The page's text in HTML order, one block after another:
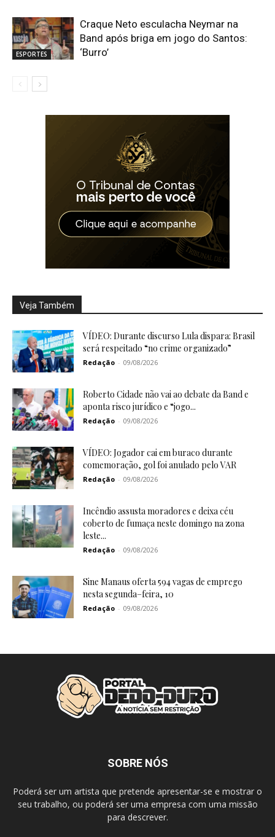
ESPORTES
Craque Neto esculacha Neymar na
Band após briga em jogo do Santos:
‘Burro’
Veja Também
VÍDEO: Durante discurso Lula dispara: Brasil
será respeitado “no crime organizado”
Redação - 09/08/2026
Roberto Cidade não vai ao debate da Band e
aponta risco jurídico e “jogo...
Redação - 09/08/2026
VÍDEO: Jogador cai em buraco durante
comemoração, gol foi anulado pelo VAR
Redação - 09/08/2026
Incêndio assusta moradores e deixa céu
coberto de fumaça neste domingo na zona
leste...
Redação - 09/08/2026
Sine Manaus oferta 594 vagas de emprego
nesta segunda–feira, 10
Redação - 09/08/2026
SOBRE NÓS
Poderá ser um artista que pretende apresentar-se e mostrar o
seu trabalho, ou poderá ser uma empresa com uma missão
para descrever.